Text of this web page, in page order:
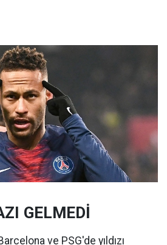
GELMEDİ
ve PSG'de yıldızı